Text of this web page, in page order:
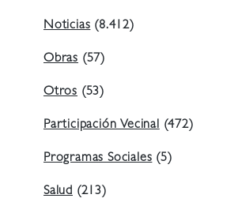
Noticias (8.412)
Obras (57)
Otros (53)
Participación Vecinal (472)
Programas Sociales (5)
Salud (213)